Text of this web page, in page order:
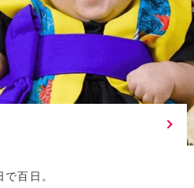
百日。